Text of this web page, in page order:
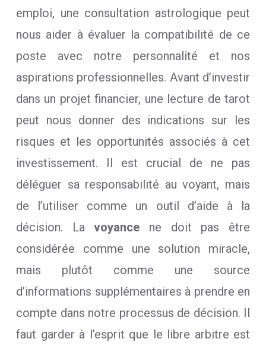
emploi, une consultation astrologique peut
nous aider à évaluer la compatibilité de ce
poste avec notre personnalité et nos
aspirations professionnelles. Avant d’investir
dans un projet financier, une lecture de tarot
peut nous donner des indications sur les
risques et les opportunités associés à cet
investissement. Il est crucial de ne pas
déléguer sa responsabilité au voyant, mais
de l’utiliser comme un outil d’aide à la
décision. Lavoyance ne doit pas être
considérée comme une solution miracle,
mais plutôt comme une source
d’informations supplémentaires à prendre en
compte dans notre processus de décision. Il
faut garder à l’esprit que le libre arbitre est